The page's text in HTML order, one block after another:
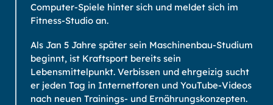
Als Jan 5 Jahre später sein Maschinenbau-Studium
beginnt, ist Kraftsport bereits sein
Lebensmittelpunkt. Verbissen und ehrgeizig sucht
er jeden Tag in Internetforen und YouTube-Videos
nach neuen Trainings- und Ernährungskonzepten.
Computer-Spiele hinter sich und meldet sich im
Fitness-Studio an.